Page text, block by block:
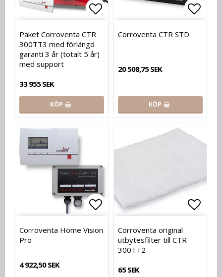
Lägg till i favoritlistan
Paket Corroventa CTR
300TT3 med förlängd
garanti 3 år (totalt 5 år)
med support
33 955 SEK
KÖP
Lägg
Corroventa CTR STD
20 508,75 SEK
KÖP
Lägg till i favoritlistan
Corroventa Home Vision
Pro
4 922,50 SEK
Corroventa original
utbytesfilter till CTR
300TT2
65 SEK